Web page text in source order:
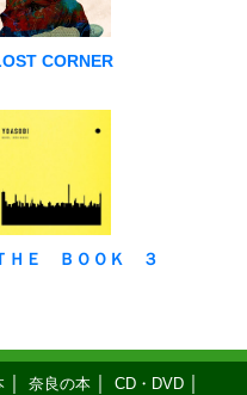
CORNER
ＨＥ ＢＯＯＫ ３
奈良の本 CD・DVD